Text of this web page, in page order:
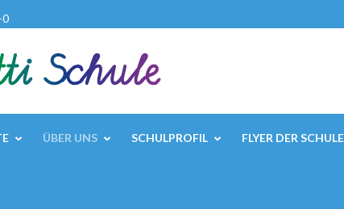
0
ÜBER UNS SCHULPROFIL FLYER DER SCHULE